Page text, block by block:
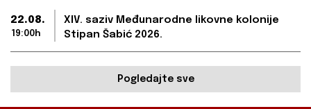
22.08.
19:00h
XIV. saziv Međunarodne likovne kolonije
Stipan Šabić 2026.
Pogledajte sve